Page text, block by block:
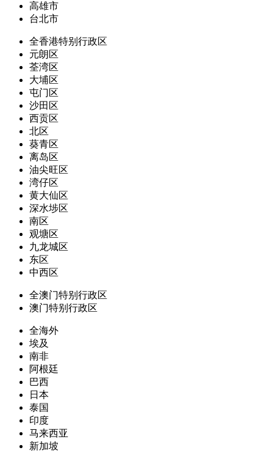
高雄市
台北市
全香港特别行政区
元朗区
荃湾区
大埔区
屯门区
沙田区
西贡区
北区
葵青区
离岛区
油尖旺区
湾仔区
黄大仙区
深水埗区
南区
观塘区
九龙城区
东区
中西区
全澳门特别行政区
澳门特别行政区
全海外
埃及
南非
阿根廷
巴西
日本
泰国
印度
马来西亚
新加坡